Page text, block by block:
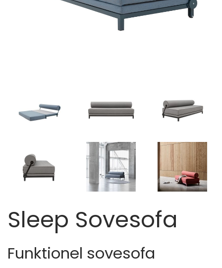
Sleep Sovesofa
Funktionel sovesofa